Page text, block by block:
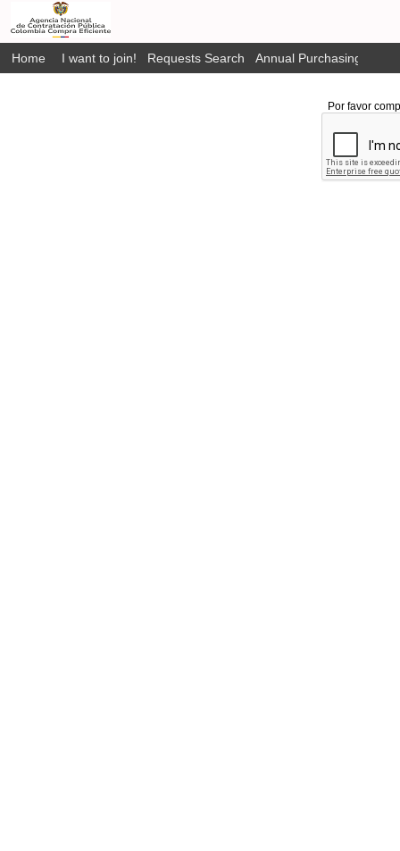
Home I want to join! Requests Search Annual Purchasing Plan
Por favor